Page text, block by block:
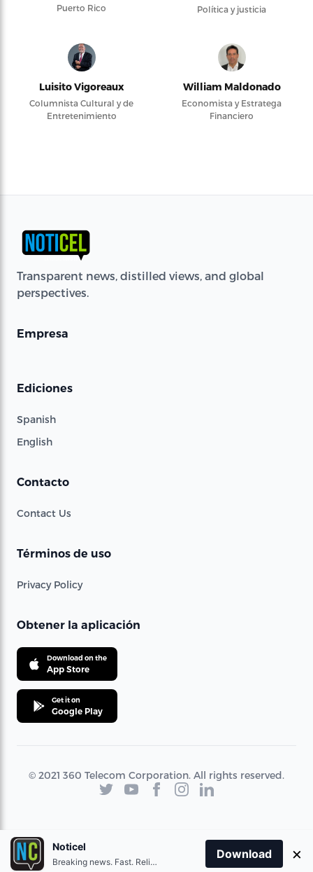
Puerto Rico
Política y justicia
Luisito Vigoreaux
Columnista Cultural y de
Entretenimiento
William Maldonado
Economista y Estratega
Financiero
Transparent news, distilled views, and global
perspectives.
Empresa
Ediciones
Spanish
English
Contacto
Contact Us
Términos de uso
Privacy Policy
Obtener la aplicación
Download on the
App Store
Get it on
Google Play
© 2021 360 Telecom Corporation. All rights reserved.
Noticel
Breaking news. Fast. Reliable.
Download ×